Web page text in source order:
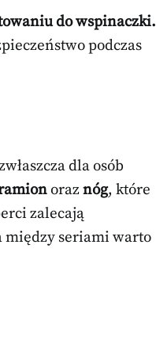
do wspinaczki.
podczas
dla osób
oraznóg, które
zalecają
między seriami warto